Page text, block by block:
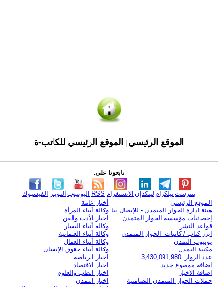
الموقع الرئيسي الموقع الرئيسي للكاتب-ة
تابعونا على:
الفيسبوك التويتر اليوتيوب RSS الانستغرام لينكدإن تيلكرامبنترست
الموقع الرئيسي
هيئة ادارة الحوار المتمدن - للإتصال بنا
إحصائيات مؤسسة الحوار المتمدن
قواعد النشر
ابرز كتاب / كاتبات الحوار المتمدن
يوتيوب التمدن
مكتبة التمدن
عدد الزوار: 3,430,091,980
اضافة موضوع جديد
اضافة الاخبار
حملات الحوار المتمدن التضامنية
أخبار عامة
وكالة أنباء المرأة
اخبار الأدب والفن
وكالة أنباء اليسار
وكالة أنباء العلمانية
وكالة أنباء العمال
وكالة أنباء حقوق الإنسان
اخبار الرياضة
اخبار الاقتصاد
اخبار الطب والعلوم
اخبار التمدن